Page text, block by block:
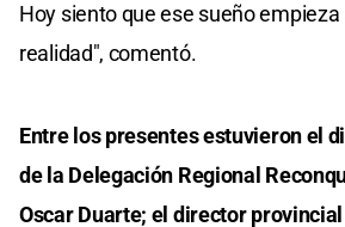
Hoy siento que ese sueño empieza
realidad", comentó.
Entre los presentes estuvieron el
de la Delegación Regional
Oscar Duarte; el director